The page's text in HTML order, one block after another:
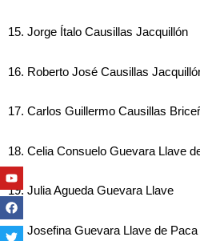
15. Jorge Ítalo Causillas Jacquillón
16. Roberto José Causillas
17. Carlos Guillermo Causillas
18. Celia Consuelo Guevara Llave
19. Julia Agueda Guevara Llave
20. Josefina Guevara Llave de Paca
Youtube
Facebook
Twitter
Linkedin
Instagram